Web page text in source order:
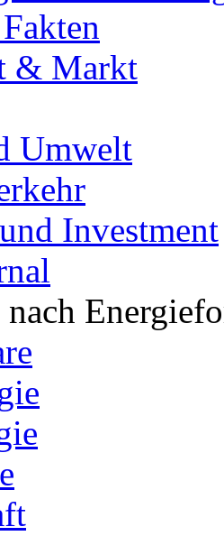
& Markt
Umwelt
Investment